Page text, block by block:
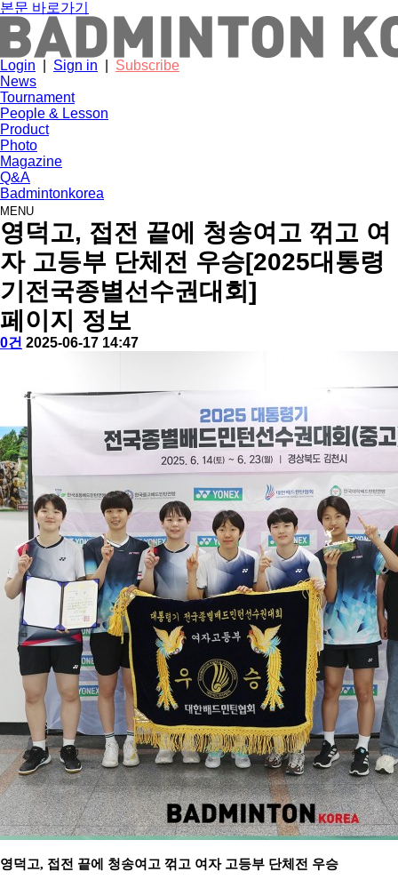
본문 바로가기
Login Sign in
Subscribe
News
Tournament
People & Lesson
Product
Photo
Magazine
Q&A
Badmintonkorea
MENU
tournament
영덕고, 접전 끝에 청송여고 꺾고 여
자 고등부 단체전 우승[2025대통령
기전국종별선수권대회]
페이지 정보
작
배
아
댓
0건 작
2025-06-17 14:47
영덕고, 접전 끝에 청송여고 꺾고 여자 고등부 단체전 우승